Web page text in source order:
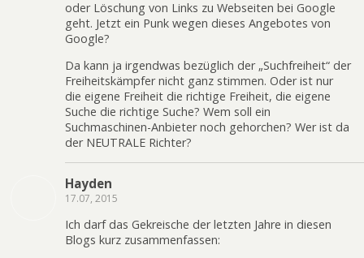
oder Löschung von Links zu Webseiten bei Google
geht. Jetzt ein Punk wegen dieses Angebotes von
Google?
Da kann ja irgendwas bezüglich der „Suchfreiheit“ der
Freiheitskämpfer nicht ganz stimmen. Oder ist nur
die eigene Freiheit die richtige Freiheit, die eigene
Suche die richtige Suche? Wem soll ein
Suchmaschinen-Anbieter noch gehorchen? Wer ist da
der NEUTRALE Richter?
Hayden
17.07, 2015
Ich darf das Gekreische der letzten Jahre in diesen
Blogs kurz zusammenfassen: